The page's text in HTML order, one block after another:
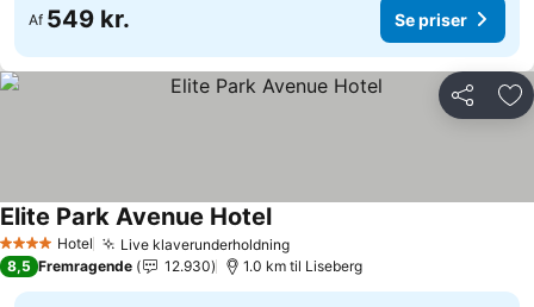
Af 549 kr. Se priser
Del
4 StjernerHotel Live klaverunderholdningSe priser
Elite Park Avenue HotelSe priser
8,5 Fremragende 12.930 1.0 km til Liseberg